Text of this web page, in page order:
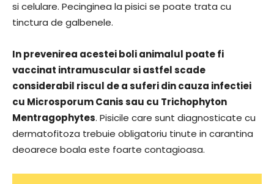
si celulare. Pecinginea la pisici se poate trata cu
tinctura de galbenele.
In prevenirea acestei boli animalul poate fi
vaccinat intramuscular si astfel scade
considerabil riscul de a suferi din cauza infectiei
cu Microsporum Canis sau cu Trichophyton
Mentragophytes. Pisicile care sunt diagnosticate cu
dermatofitoza trebuie obligatoriu tinute in carantina
deoarece boala este foarte contagioasa.